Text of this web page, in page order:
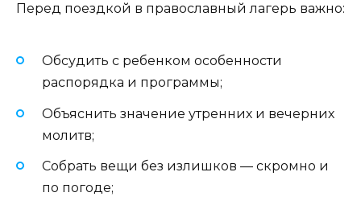
Перед поездкой в православный лагерь важно:
Обсудить с ребенком особенности
распорядка и программы;
Объяснить значение утренних и вечерних
молитв;
Собрать вещи без излишков — скромно и
по погоде;